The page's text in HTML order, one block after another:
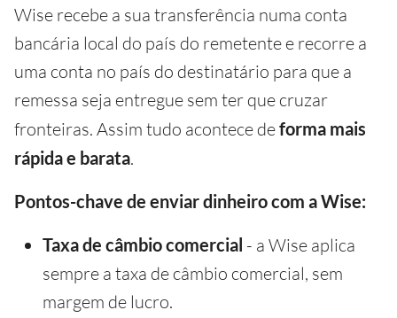
Wise recebe a sua transferência numa conta
bancária local do país do remetente e recorre a
uma conta no país do destinatário para que a
remessa seja entregue sem ter que cruzar
fronteiras. Assim tudo acontece deforma mais
rápida e barata.
Pontos-chave de enviar dinheiro com a Wise:
Taxa de câmbio comercial - a Wise aplica
sempre a taxa de câmbio comercial, sem
margem de lucro.